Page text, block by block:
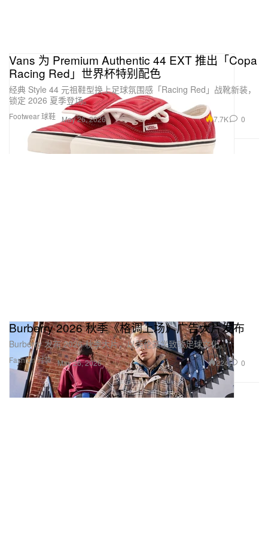
Footwear 球鞋
Vans 为 Premium Authentic 44 EXT 推出「Copa
Racing Red」世界杯特别配色
经典 Style 44 元祖鞋型换上足球氛围感「Racing Red」战靴新装，
锁定 2026 夏季登场。
May 26, 2026 7.7K 0
Fashion 时装
Burberry 2026 秋季《格调上场》广告大片发布
Burberry 发布 2026 秋季大片，以英伦美学致敬足球文化。
May 26, 2026 224 0